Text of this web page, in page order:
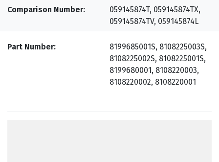
Comparison Number
059145874T, 059145874TX,
059145874TV, 059145874L
Part Number
8199685001S, 8108225003S,
8108225002S, 8108225001S,
8199680001, 8108220003,
8108220002, 8108220001